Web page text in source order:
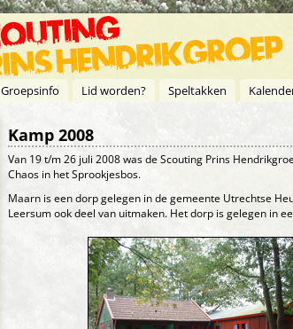
Groepsinfo Lid worden? Speltakken
Kamp 2008
Van 19 t/m 26 juli 2008 was de Scouting Prins
Chaos in het Sprookjesbos.
Maarn is een dorp gelegen in de gemeente Utrechtse
Leersum ook deel van uitmaken. Het dorp is gelegen in